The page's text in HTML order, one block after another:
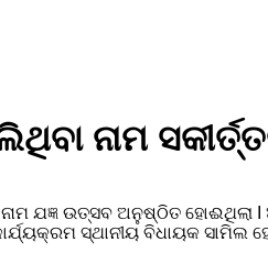
ନାମ
ଯଜ୍ଞ ଉତ୍ସବ ଅନୁଷ୍ଠିତ ହୋଈଥିଲା I
ସ୍ଥାନୀୟ ବିଧାୟକ ସାମିଲ